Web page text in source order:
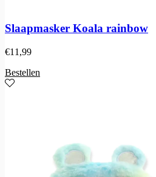
Slaapmasker Koala rainbow
€11,99
Bestellen